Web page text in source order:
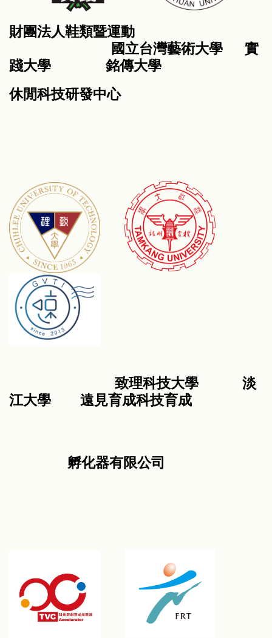
財團法人鞋類暨運動
國立台灣藝術大學 實
踐大學 銘傳大學
休閒科技研發中心
致理科技大學 淡
江大學 遠見育成科技育成
孵化器有限公司